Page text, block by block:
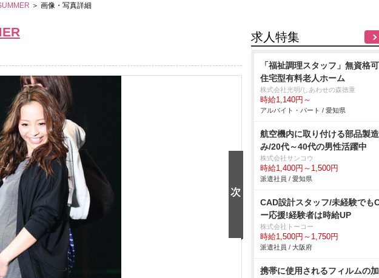
＞ 画像・写真詳細
求人特集
「福祉調理スタッフ」無資格
住宅型有料老人ホーム
株式会社光明/しあわせの森徳重
時給1,140円～
アルバイト・パート / 愛知県
航空機内に取り付ける部品製
み/20代～40代の男性活躍中
株式会社サンコウ
時給1,400円～1,500円
派遣社員 / 愛知県
CAD設計スタッフ/未経験でも
ー応援!経験者は時給UP
株式会社トーコー
時給1,500円～1,750円
派遣社員 / 大阪府
携帯に使用されるフィルムの